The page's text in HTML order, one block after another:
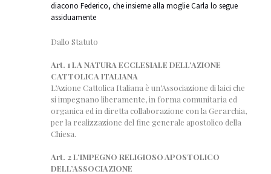
diacono Federico, che insieme alla moglie Carla lo segue
assiduamente
Dallo Statuto
Art. 1 LA NATURA ECCLESIALE DELL’AZIONE
CATTOLICA ITALIANA
L’Azione Cattolica Italiana è un’Associazione di laici che
si impegnano liberamente, in forma comunitaria ed
organica ed in diretta collaborazione con la Gerarchia,
per la realizzazione del fine generale apostolico della
Chiesa.
Art. 2 L’IMPEGNO RELIGIOSO APOSTOLICO
DELL’ASSOCIAZIONE